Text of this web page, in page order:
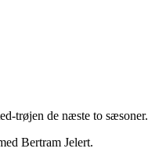
trøjen de næste to sæsoner.
Bertram Jelert.